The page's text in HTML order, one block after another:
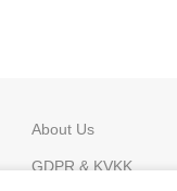
About Us
GDPR & KVKK